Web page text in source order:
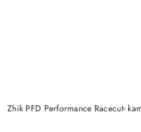
Zhik PFD Performance Racecut-